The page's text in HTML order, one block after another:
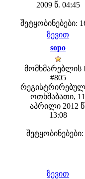
2009 წ. 04:45
შეტყობინებები:
ზევით
sopo
მომხმარებლის
#805
ოთხშაბათი, 11
აპრილი 2012
13:08
შეტყობინებები:
ზევით